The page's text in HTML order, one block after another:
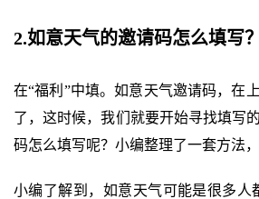
2.如意天气的邀请码怎么填写？
在“福利”中填。如意天气邀请码，在
了，这时候，我们就要开始寻找填写
码怎么填写呢？小编整理了一套方法
小编了解到，如意天气可能是很多人